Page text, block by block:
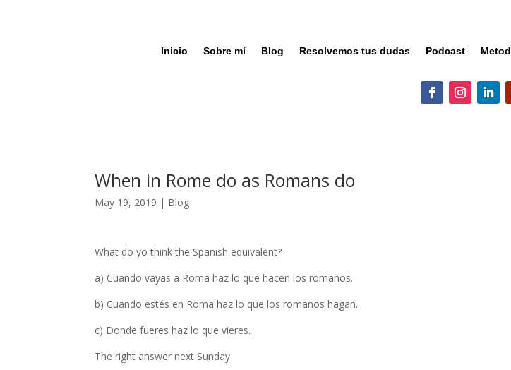
Inicio Sobre mí Blog Resolvemos tus dudas Podcast
When in Rome do as Romans do
May 19, 2019 | Blog
What do yo think the Spanish equivalent?
a) Cuando vayas a Roma haz lo que hacen los romanos.
b) Cuando estés en Roma haz lo que los romanos hagan.
c) Donde fueres haz lo que vieres.
The right answer next Sunday